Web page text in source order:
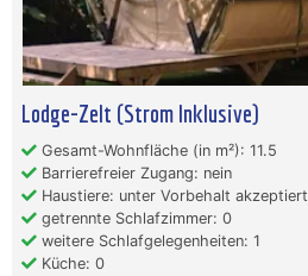
Lodge-Zelt (Strom Inklusive)
Gesamt-Wohnfläche (in m²): 11.5
Barrierefreier Zugang: nein
Haustiere: unter Vorbehalt akzeptiert
getrennte Schlafzimmer: 0
weitere Schlafgelegenheiten: 1
Küche: 0